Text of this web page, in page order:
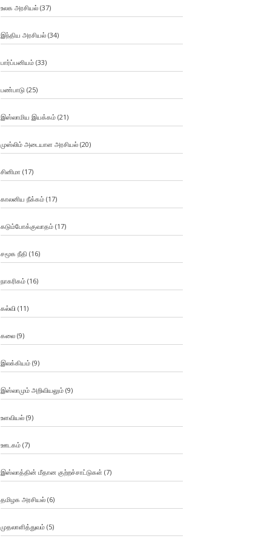
உலக அரசியல்(37)
இந்திய அரசியல்(34)
பார்ப்பனியம்(33)
பண்பாடு(25)
இஸ்லாமிய இயக்கம்(21)
முஸ்லிம் அடையாள அரசியல்(20)
சினிமா (17)
காலனிய நீக்கம்(17)
கடும்போக்குவாதம்(17)
சமூக நீதி (16)
நாகரிகம்(16)
கல்வி (11)
கலை(9)
இலக்கியம்(9)
இஸ்லாமும் அறிவியலும்(9)
உளவியல்(9)
ஊடகம்(7)
இஸ்லாத்தின் மீதான குற்றச்சாட்டுகள் (7)
தமிழக அரசியல்(6)
முதலாளித்துவம்(5)